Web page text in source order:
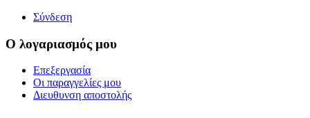
Σύνδεση
Ο λογαριασμός μου
Επεξεργασία
Οι παραγγελίες μου
Διευθυνση αποστολής